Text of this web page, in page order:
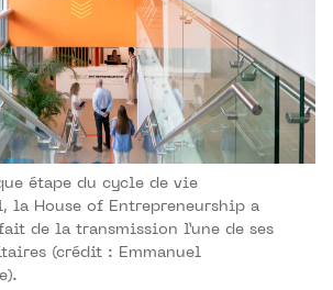
étape du cycle de vie
la House of Entrepreneurship a
de la transmission l’une de ses
(crédit : Emmanuel